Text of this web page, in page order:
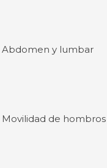
Abdomen y lumbar
Movilidad de hombros